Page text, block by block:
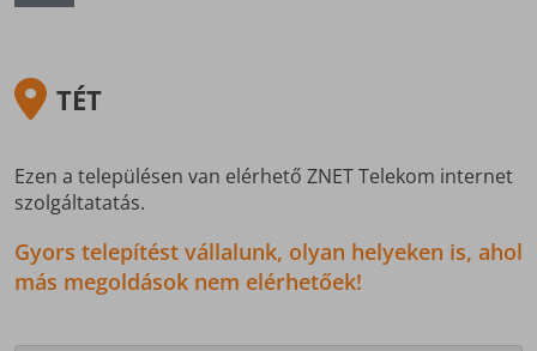
TÉT
Ezen a településen van elérhető ZNET Telekom internet
szolgáltatatás.
Gyors telepítést vállalunk, olyan helyeken is, ahol
más megoldások nem elérhetőek!